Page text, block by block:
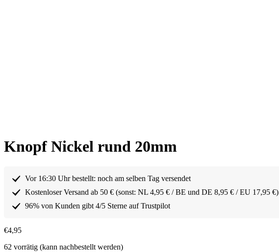
Knopf Nickel rund 20mm
Vor 16:30 Uhr bestellt: noch am selben Tag versendet
Kostenloser Versand ab 50 € (sonst: NL 4,95 € / BE und DE 8,95 € / EU 17,95 €)
96% von Kunden gibt 4/5 Sterne auf Trustpilot
€4,95
62 vorrätig (kann nachbestellt werden)